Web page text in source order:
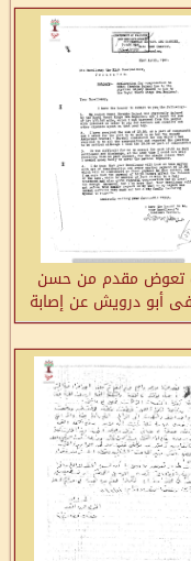
تعوض مقدم من حسن
أبو درويش عن إصابة
كامل ابراهيم دجاني-
القدس